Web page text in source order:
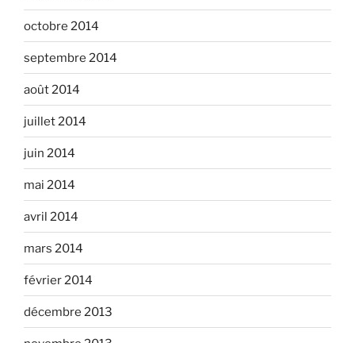
octobre 2014
septembre 2014
août 2014
juillet 2014
juin 2014
mai 2014
avril 2014
mars 2014
février 2014
décembre 2013